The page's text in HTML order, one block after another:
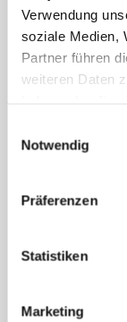
Verwendung
soziale Medien,
Partner führen
weiteren Daten
Notwendig
Präferenzen
Statistiken
Marketing